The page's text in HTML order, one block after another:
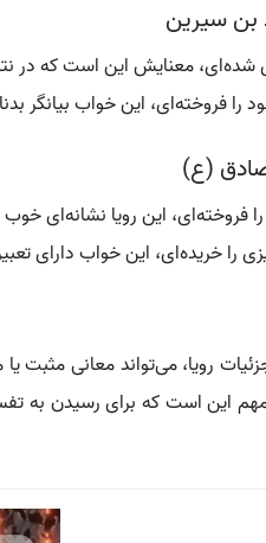
بن سیرین
شده‌ای، معنایش این است که در
فروخته‌ای، این خواب بیانگر
صادق (ع)
فروخته‌ای، این رویا نشانه‌ای
را خریده‌ای، این خواب دارای
رویا، می‌تواند معانی
مهم این است که برای رسیدن به